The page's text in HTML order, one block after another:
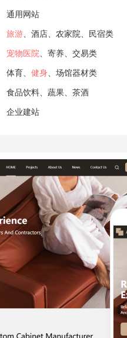
通用网站
旅游 、酒店、农家院、民宿类
宠物医院 、寄养、交易类
体育、 健身 、场馆器材类
食品饮料、蔬果、茶酒
企业建站